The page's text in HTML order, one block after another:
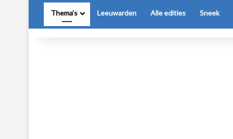
Thema’s Leeuwarden Alle edities Sneek